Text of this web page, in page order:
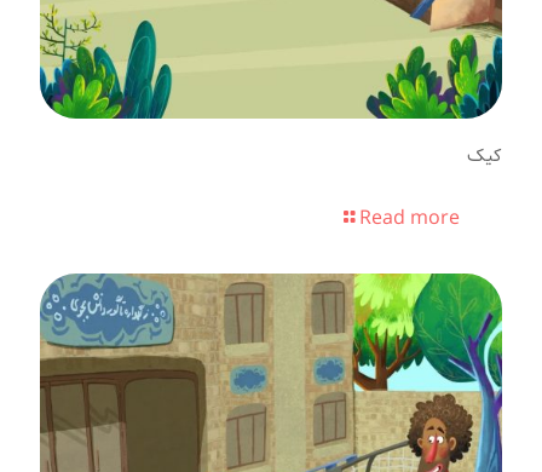
کیک
Read more